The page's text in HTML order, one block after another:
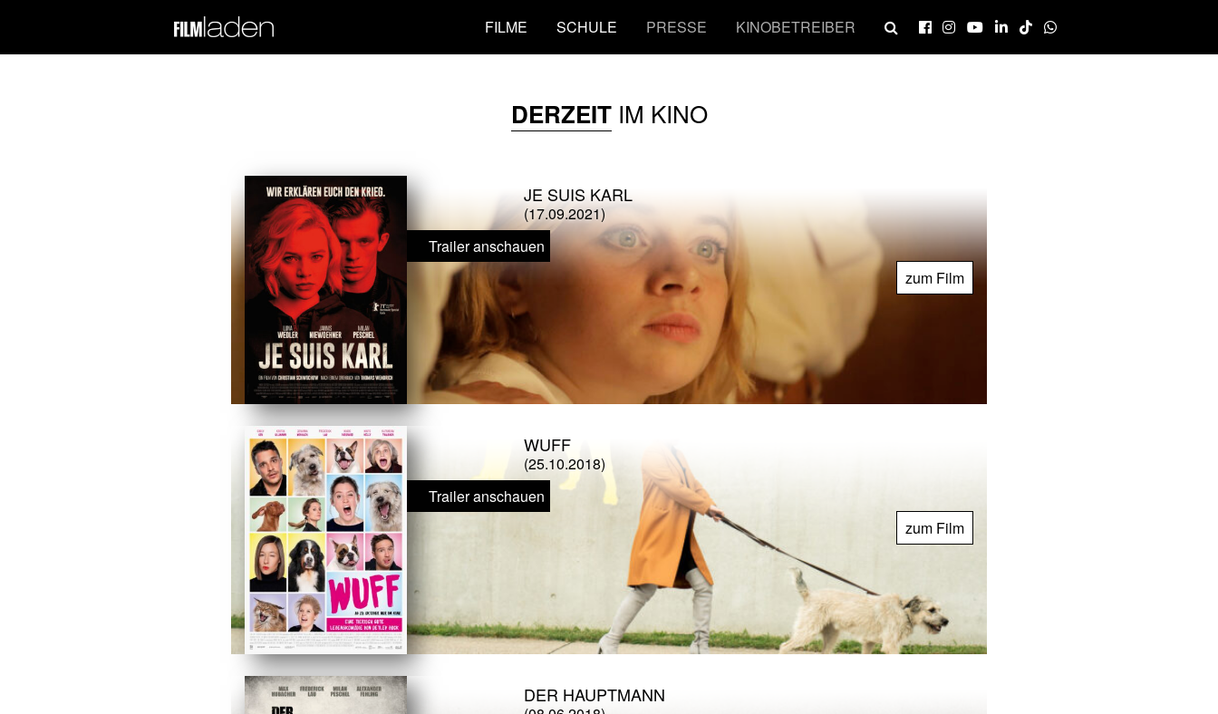
FILME SCHULE PRESSE KINOBETREIBER
DERZEITIM KINO
JE SUIS KARL
(17.09.2021)
Trailer anschauen
zum Film
WUFF
(25.10.2018)
Trailer anschauen
zum Film
DER HAUPTMANN